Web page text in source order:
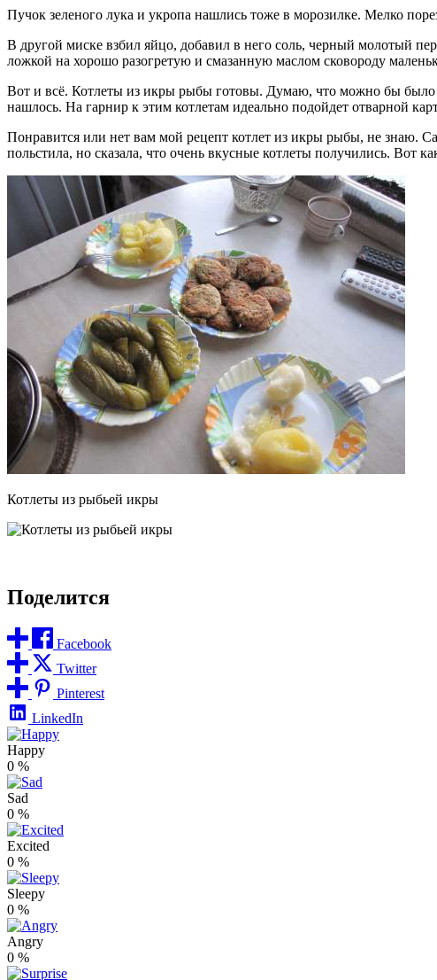
Пучок зеленого лука и укропа нашлись тоже в морозилке. Мелко
В другой миске взбил яйцо, добавил в него соль, черный молотый
ложкой на хорошо разогретую и смазанную маслом сковороду
Вот и всё. Котлеты из икры рыбы готовы. Думаю, что можно бы было
нашлось. На гарнир к этим котлетам идеально подойдет отварной
Понравится или нет вам мой рецепт котлет из икры рыбы, не знаю.
польстила, но сказала, что очень вкусные котлеты получились. Вот
Котлеты из рыбьей икры
Поделится
Facebook
Twitter
Pinterest
LinkedIn
Happy
0 %
Sad
0 %
Excited
0 %
Sleepy
0 %
Angry
0 %